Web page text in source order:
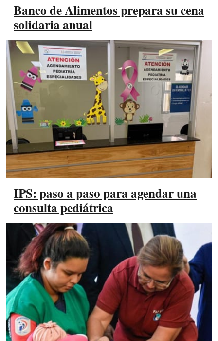
Banco de Alimentos prepara su cena
solidaria anual
IPS: paso a paso para agendar una
consulta pediátrica